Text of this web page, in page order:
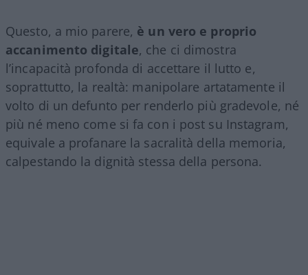
Questo, a mio parere, è un vero e proprio
accanimento digitale, che ci dimostra
l’incapacità profonda di accettare il lutto e,
soprattutto, la realtà: manipolare artatamente il
volto di un defunto per renderlo più gradevole, né
più né meno come si fa con i post su Instagram,
equivale a profanare la sacralità della memoria,
calpestando la dignità stessa della persona.